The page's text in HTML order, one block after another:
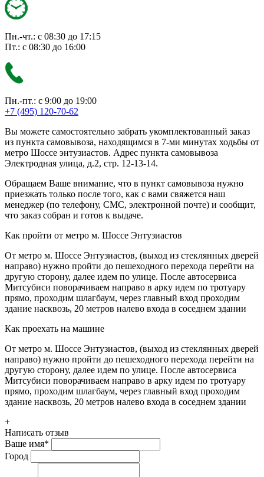
Пн.-чт.: с 08:30 до 17:15
Пт.: с 08:30 до 16:00
Пн.-пт.: с 9:00 до 19:00
+7 (495) 120-70-62
Вы можете самостоятельно забрать укомплектованный заказ
из пункта самовывоза, находящимся в 7-ми минутах ходьбы от
метро Шоссе энтузиастов. Адрес пункта самовывоза
Электродная улица, д.2, стр. 12-13-14.
Обращаем Ваше внимание, что в пункт самовывоза нужно
приезжать только после того, как с вами свяжется наш
менеджер (по телефону, СМС, электронной почте) и сообщит,
что заказ собран и готов к выдаче.
Как пройти от метро м. Шоссе Энтузиастов
От метро м. Шоссе Энтузиастов, (выход из стеклянных дверей
направо) нужно пройти до пешеходного перехода перейти на
другую сторону, далее идем по улице. После автосервиса
Митсубиси поворачиваем направо в арку идем по тротуару
прямо, проходим шлагбаум, через главный вход проходим
здание насквозь, 20 метров налево входа в соседнем здании
Как проехать на машине
От метро м. Шоссе Энтузиастов, (выход из стеклянных дверей
направо) нужно пройти до пешеходного перехода перейти на
другую сторону, далее идем по улице. После автосервиса
Митсубиси поворачиваем направо в арку идем по тротуару
прямо, проходим шлагбаум, через главный вход проходим
здание насквозь, 20 метров налево входа в соседнем здании
+
Написать отзыв
Ваше имя*
Город